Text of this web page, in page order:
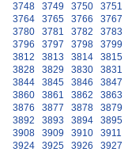
3748
3749 3750 3751
3764
3765 3766 3767
3780
3781 3782 3783
3796
3797 3798 3799
3812
3813 3814 3815
3828
3829 3830 3831
3844
3845 3846 3847
3860
3861 3862 3863
3876
3877 3878 3879
3892
3893 3894 3895
3908
3909 3910 3911
3924
3925 3926 3927